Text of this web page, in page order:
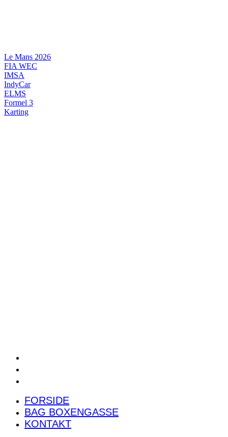
Le Mans 2026
FIA WEC
IMSA
IndyCar
ELMS
Formel 3
Karting
FORSIDE
BAG BOXENGASSE
KONTAKT